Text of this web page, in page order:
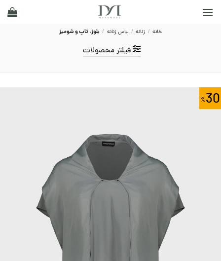
خانه / زنانه / لباس زنانه / بلوز، تاپ و شومیز
فیلتر محصولات
30